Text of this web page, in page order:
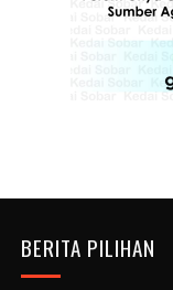
BERITA PILIHAN